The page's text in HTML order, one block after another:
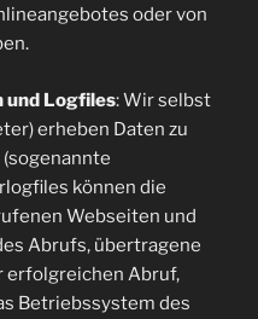
oder von
und Logfiles: Wir selbst
erheben Daten zu
können die
Webseiten und
Abrufs, übertragene
erfolgreichen Abruf,
Betriebssystem des